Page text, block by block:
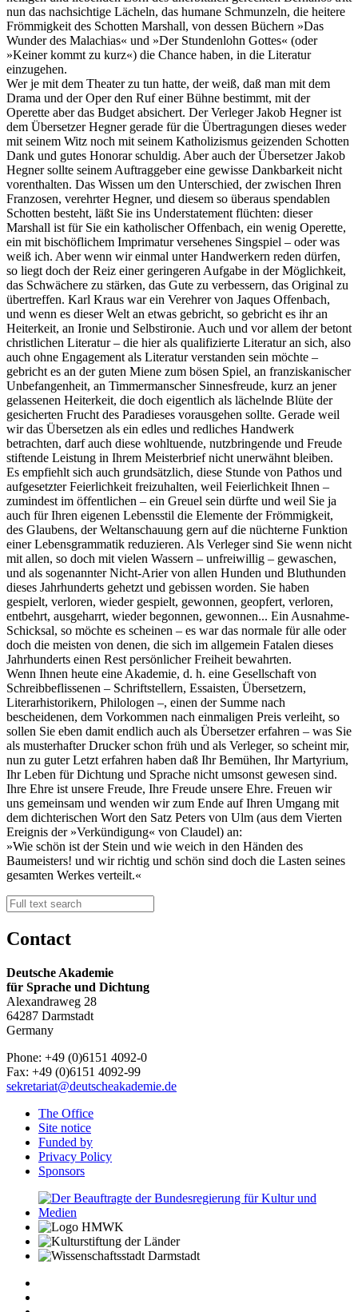
nun das nachsichtige Lächeln, das humane Schmunzeln, die heitere
Frömmigkeit des Schotten Marshall, von dessen Büchern »Das
Wunder des Malachias« und »Der Stundenlohn Gottes« (oder
»Keiner kommt zu kurz«) die Chance haben, in die Literatur
einzugehen.
Wer je mit dem Theater zu tun hatte, der weiß, daß man mit dem
Drama und der Oper den Ruf einer Bühne bestimmt, mit der
Operette aber das Budget absichert. Der Verleger Jakob Hegner ist
dem Übersetzer Hegner gerade für die Übertragungen dieses weder
mit seinem Witz noch mit seinem Katholizismus geizenden Schotten
Dank und gutes Honorar schuldig. Aber auch der Übersetzer Jakob
Hegner sollte seinem Auftraggeber eine gewisse Dankbarkeit nicht
vorenthalten. Das Wissen um den Unterschied, der zwischen Ihren
Franzosen, verehrter Hegner, und diesem so überaus spendablen
Schotten besteht, läßt Sie ins Understatement flüchten: dieser
Marshall ist für Sie ein katholischer Offenbach, ein wenig Operette,
ein mit bischöflichem Imprimatur versehenes Singspiel ‒ oder was
weiß ich. Aber wenn wir einmal unter Handwerkern reden dürfen,
so liegt doch der Reiz einer geringeren Aufgabe in der Möglichkeit,
das Schwächere zu stärken, das Gute zu verbessern, das Original zu
übertreffen. Karl Kraus war ein Verehrer von Jaques Offenbach,
und wenn es dieser Welt an etwas gebricht, so gebricht es ihr an
Heiterkeit, an Ironie und Selbstironie. Auch und vor allem der betont
christlichen Literatur ‒ die hier als qualifizierte Literatur an sich, also
auch ohne Engagement als Literatur verstanden sein möchte ‒
gebricht es an der guten Miene zum bösen Spiel, an franziskanischer
Unbefangenheit, an Timmermanscher Sinnesfreude, kurz an jener
gelassenen Heiterkeit, die doch eigentlich als lächelnde Blüte der
gesicherten Frucht des Paradieses vorausgehen sollte. Gerade weil
wir das Übersetzen als ein edles und redliches Handwerk
betrachten, darf auch diese wohltuende, nutzbringende und Freude
stiftende Leistung in Ihrem Meisterbrief nicht unerwähnt bleiben.
Es empfiehlt sich auch grundsätzlich, diese Stunde von Pathos und
aufgesetzter Feierlichkeit freizuhalten, weil Feierlichkeit Ihnen ‒
zumindest im öffentlichen ‒ ein Greuel sein dürfte und weil Sie ja
auch für Ihren eigenen Lebensstil die Elemente der Frömmigkeit,
des Glaubens, der Weltanschauung gern auf die nüchterne Funktion
einer Lebensgrammatik reduzieren. Als Verleger sind Sie wenn nicht
mit allen, so doch mit vielen Wassern ‒ unfreiwillig ‒ gewaschen,
und als sogenannter Nicht-Arier von allen Hunden und Bluthunden
dieses Jahrhunderts gehetzt und gebissen worden. Sie haben
gespielt, verloren, wieder gespielt, gewonnen, geopfert, verloren,
entbehrt, ausgeharrt, wieder begonnen, gewonnen... Ein Ausnahme-
Schicksal, so möchte es scheinen ‒ es war das normale für alle oder
doch die meisten von denen, die sich im allgemein Fatalen dieses
Jahrhunderts einen Rest persönlicher Freiheit bewahrten.
Wenn Ihnen heute eine Akademie, d. h. eine Gesellschaft von
Schreibbeflissenen ‒ Schriftstellern, Essaisten, Übersetzern,
Literarhistorikern, Philologen ‒, einen der Summe nach
bescheidenen, dem Vorkommen nach einmaligen Preis verleiht, so
sollen Sie eben damit endlich auch als Übersetzer erfahren ‒ was Sie
als musterhafter Drucker schon früh und als Verleger, so scheint mir,
nun zu guter Letzt erfahren haben daß Ihr Bemühen, Ihr Martyrium,
Ihr Leben für Dichtung und Sprache nicht umsonst gewesen sind.
Ihre Ehre ist unsere Freude, Ihre Freude unsere Ehre. Freuen wir
uns gemeinsam und wenden wir zum Ende auf Ihren Umgang mit
dem dichterischen Wort den Satz Peters von Ulm (aus dem Vierten
Ereignis der »Verkündigung« von Claudel) an:
»Wie schön ist der Stein und wie weich in den Händen des
Baumeisters! und wir richtig und schön sind doch die Lasten seines
gesamten Werkes verteilt.«
Contact
Deutsche Akademie
für Sprache und Dichtung
Alexandraweg 28
64287 Darmstadt
Germany
Phone: +49 (0)6151 4092-0
Fax: +49 (0)6151 4092-99
sekretariat@deutscheakademie.de
The Office
Site notice
Funded by
Privacy Policy
Sponsors